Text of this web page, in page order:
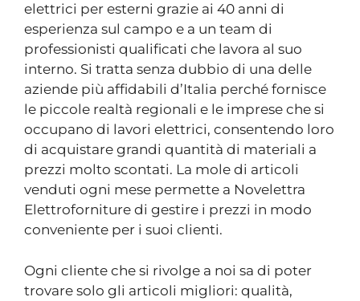
elettrici per esterni grazie ai 40 anni di
esperienza sul campo e a un team di
professionisti qualificati che lavora al suo
interno. Si tratta senza dubbio di una delle
aziende più affidabili d’Italia perché fornisce
le piccole realtà regionali e le imprese che si
occupano di lavori elettrici, consentendo loro
di acquistare grandi quantità di materiali a
prezzi molto scontati. La mole di articoli
venduti ogni mese permette a Novelettra
Elettroforniture di gestire i prezzi in modo
conveniente per i suoi clienti.
Ogni cliente che si rivolge a noi sa di poter
trovare solo gli articoli migliori: qualità,